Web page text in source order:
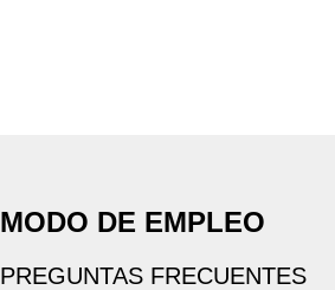
MODO DE EMPLEO
PREGUNTAS FRECUENTES